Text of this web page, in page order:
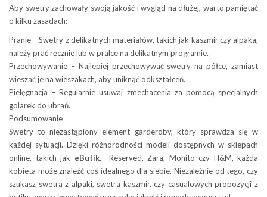
Aby swetry zachowały swoją jakość i wygląd na dłużej, warto pamiętać
o kilku zasadach:
Pranie – Swetry z delikatnych materiałów, takich jak kaszmir czy alpaka,
należy prać ręcznie lub w pralce na delikatnym programie.
Przechowywanie – Najlepiej przechowywać swetry na półce, zamiast
wieszać je na wieszakach, aby uniknąć odkształceń.
Pielęgnacja – Regularnie usuwaj zmechacenia za pomocą specjalnych
golarek do ubrań.
Podsumowanie
Swetry to niezastąpiony element garderoby, który sprawdza się w
każdej sytuacji. Dzięki różnorodności modeli dostępnych w sklepach
online, takich jak eButik, Reserved, Zara, Mohito czy H&M, każda
kobieta może znaleźć coś idealnego dla siebie. Niezależnie od tego, czy
szukasz swetra z alpaki, swetra kaszmir, czy casualowych propozycji z